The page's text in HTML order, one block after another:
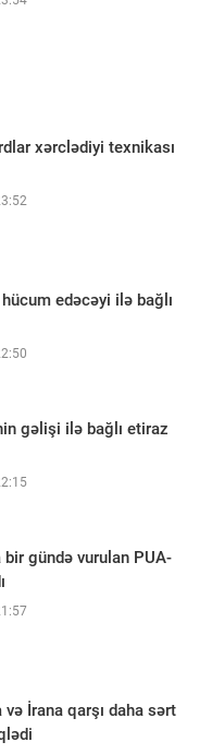
xərclədiyi texnikası
edəcəyi ilə bağlı
gəlişi ilə bağlı etiraz
bir gündə vurulan PUA-
və İrana qarşı daha sərt